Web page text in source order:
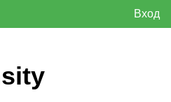
Вход